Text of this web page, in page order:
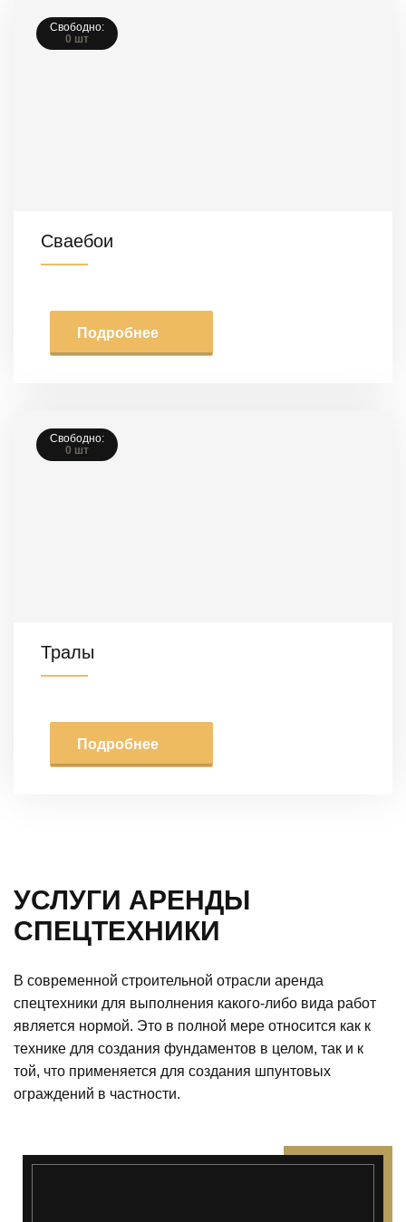
Свободно:
0 шт
Сваебои
Подробнее
Свободно:
0 шт
Тралы
Подробнее
УСЛУГИ АРЕНДЫ
СПЕЦТЕХНИКИ
В современной строительной отрасли аренда
спецтехники для выполнения какого-либо вида работ
является нормой. Это в полной мере относится как к
технике для создания фундаментов в целом, так и к
той, что применяется для создания шпунтовых
ограждений в частности.